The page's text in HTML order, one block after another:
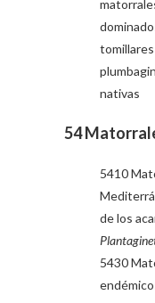
nativas
54
5410
de los
5430